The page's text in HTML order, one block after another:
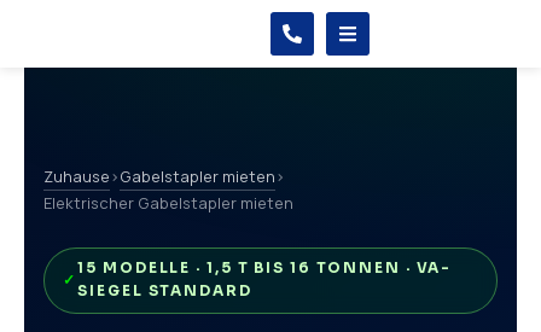
Zuhause›Gabelstapler mieten›
Elektrischer Gabelstapler mieten
15 MODELLE · 1,5 T BIS 16 TONNEN · VA-
SIEGEL STANDARD